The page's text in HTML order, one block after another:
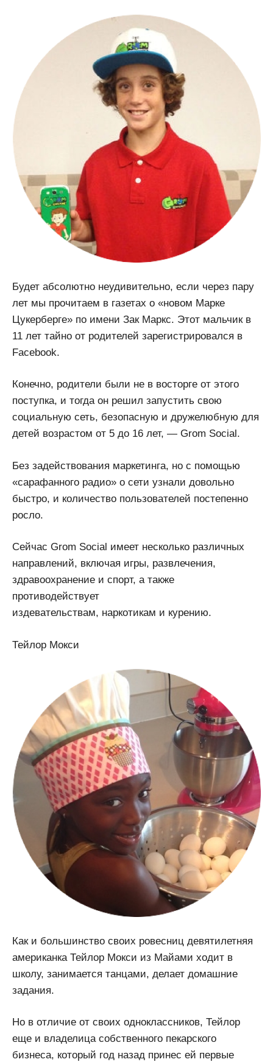
Будет абсолютно неудивительно, если через пару
лет мы прочитаем в газетах о «новом Марке
Цукерберге» по имени Зак Маркс. Этот мальчик в
11 лет тайно от родителей зарегистрировался в
Facebook.
Конечно, родители были не в восторге от этого
поступка, и тогда он решил запустить свою
социальную сеть, безопасную и дружелюбную для
детей возрастом от 5 до 16 лет, — Grom Social.
Без задействования маркетинга, но с помощью
«сарафанного радио» о сети узнали довольно
быстро, и количество пользователей постепенно
росло.
Сейчас Grom Social имеет несколько различных
направлений, включая игры, развлечения,
здравоохранение и спорт, а также
противодействует
издевательствам, наркотикам и курению.
Тейлор Мокси
Как и большинство своих ровесниц девятилетняя
американка Тейлор Мокси из Майами ходит в
школу, занимается танцами, делает домашние
задания.
Но в отличие от своих одноклассников, Тейлор
еще и владелица собственного пекарского
бизнеса, который год назад принес ей первые